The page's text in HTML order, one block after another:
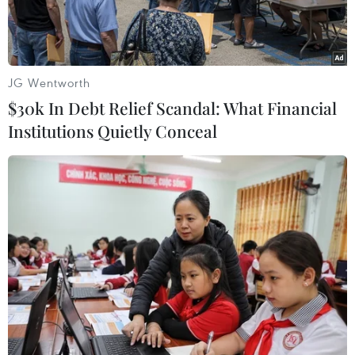
người.
Các nhà lãnh đạo tham dự Hội nghị thượng đỉnh G20, được tổ
chức trực tuyến, ngày 21/11/2020. (Ảnh: AFP/TTXVN)
Lãnh đạo G20 - nhóm các nước phát triển và
mới nổi hàng đầu thế giới - ngày 22/11 cam kết
JG Wentworth
$30k In Debt Relief Scandal: What Financial
Institutions Quietly Conceal